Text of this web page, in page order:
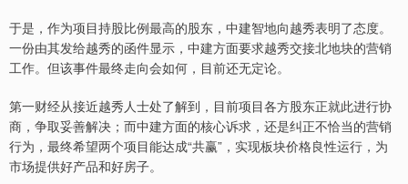
于是，作为项目持股比例最高的股东，中建智地向越秀表明了态度。
一份由其发给越秀的函件显示，中建方面要求越秀交接北地块的营销
工作。但该事件最终走向会如何，目前还无定论。
第一财经从接近越秀人士处了解到，目前项目各方股东正就此进行协
商，争取妥善解决；而中建方面的核心诉求，还是纠正不恰当的营销
行为，最终希望两个项目能达成“共赢”，实现板块价格良性运行，为
市场提供好产品和好房子。